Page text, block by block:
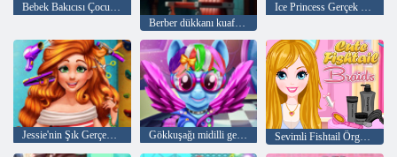
Berber dükkanı kuaför salonu sim
Jessie'nin Şık Gerçek Saç Kesimleri Gökkuşağı midilli gerçek saç kesimleri